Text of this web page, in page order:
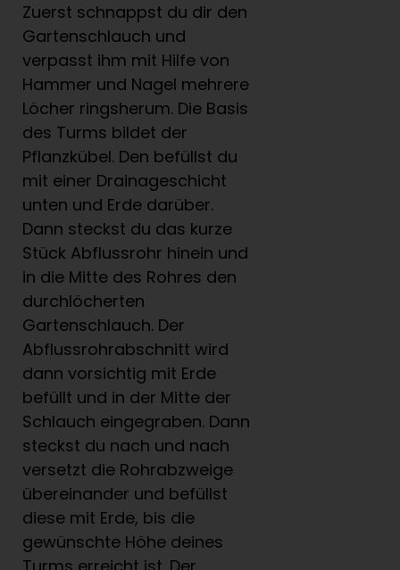
Zuerst schnappst du dir den
Gartenschlauch und
verpasst ihm mit Hilfe von
Hammer und Nagel mehrere
Löcher ringsherum. Die Basis
des Turms bildet der
Pflanzkübel. Den befüllst du
mit einer Drainageschicht
unten und Erde darüber.
Dann steckst du das kurze
Stück Abflussrohr hinein und
in die Mitte des Rohres den
durchlöcherten
Gartenschlauch. Der
Abflussrohrabschnitt wird
dann vorsichtig mit Erde
befüllt und in der Mitte der
Schlauch eingegraben. Dann
steckst du nach und nach
versetzt die Rohrabzweige
übereinander und befüllst
diese mit Erde, bis die
gewünschte Höhe deines